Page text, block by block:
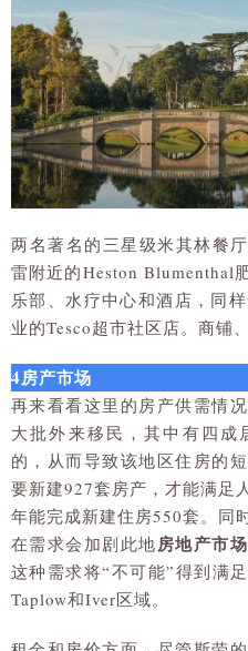
两名著名的三星级米其林餐
雷附近的Heston Blumenthal
乐部、水疗中心和酒店，同
业的Tesco超市社区店。商铺
4房产市场
再来看看这里的房产供需情
大批外来移民，其中有四成
的，从而导致该地区住房的
要新建927套房产，才能满足
年能完成新建住房550套。同
在需求会加剧此地房地产市
这种需求将“不可能”得到满
Taplow和Iver区域。